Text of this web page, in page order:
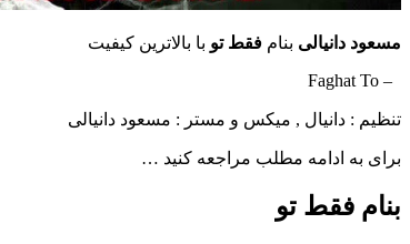
مسعود دانیالی بنام فقط تو با بالاترین کیفیت
– Faghat To
تنظیم : دانیال , میکس و مستر : مسعود دانیالی
برای به ادامه مطلب مراجعه کنید …
بنام فقط تو